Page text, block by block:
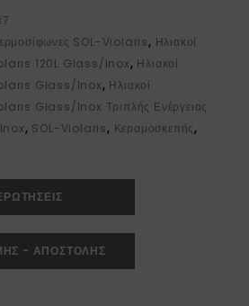
SOL-Violaris, Ηλιακοί
120L Glass/Inox, Ηλιακοί
Glass/Inox, Ηλιακοί
Glass/Inox Τριπλής Ενέργειας
, SOL-Violaris, Κεραμοσκεπής,
- ΑΠΟΣΤΟΛΗΣ